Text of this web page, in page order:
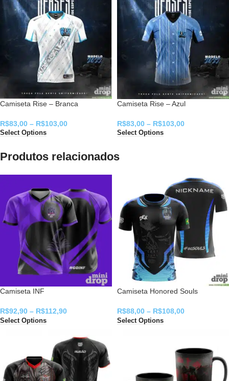
Camiseta Rise – Branca
R$83,00 – R$103,00
Select Options
Camiseta Rise – Azul
R$83,00 – R$103,00
Select Options
Produtos relacionados
Camiseta INF
R$92,90 – R$112,90
Select Options
Camiseta Honored Souls
R$88,00 – R$108,00
Select Options